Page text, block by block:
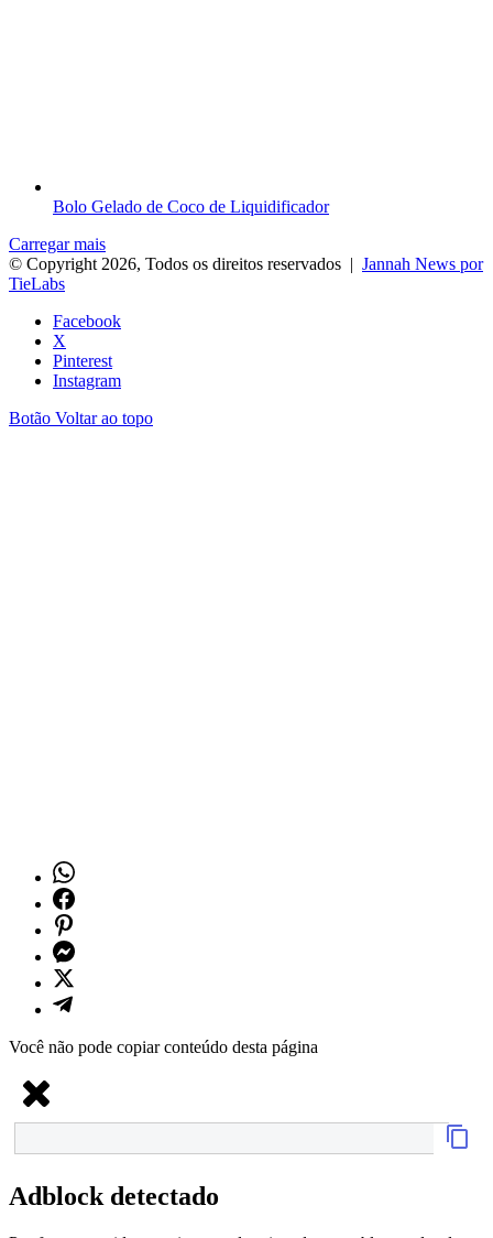
Bolo Gelado de Coco de Liquidificador
Carregar mais
© Copyright 2026, Todos os direitos reservados | Jannah News por
TieLabs
Facebook
X
Pinterest
Instagram
Botão Voltar ao topo
Você não pode copiar conteúdo desta página
Adblock detectado